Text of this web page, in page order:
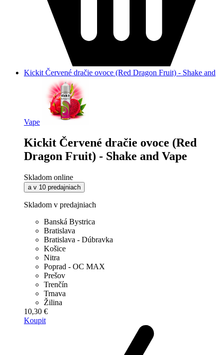
Kickit Červené dračie ovoce (Red Dragon Fruit) - Shake and
Vape
Kickit Červené dračie ovoce (Red
Dragon Fruit) - Shake and Vape
Skladom online
a v 10 predajniach
Skladom v predajniach
Banská Bystrica
Bratislava
Bratislava - Dúbravka
Košice
Nitra
Poprad - OC MAX
Prešov
Trenčín
Trnava
Žilina
10,30 €
Koupit